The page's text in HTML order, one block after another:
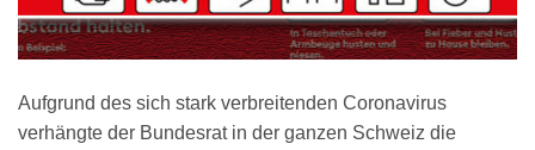
Aufgrund des sich stark verbreitenden Coronavirus
verhängte der Bundesrat in der ganzen Schweiz die